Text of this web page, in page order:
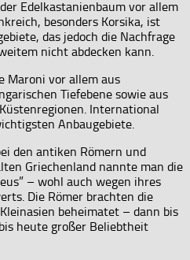
Edelkastanienbaum vor allem
besonders Korsika, ist
das jedoch die Nachfrage
nicht abdecken kann.
Maroni vor allem aus
Tiefebene sowie aus
International
Anbaugebiete.
den antiken Römern und
Griechenland nannte man die
– wohl auch wegen ihres
Die Römer brachten die
beheimatet – dann bis
heute großer Beliebtheit